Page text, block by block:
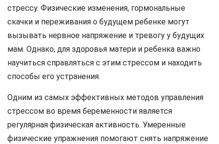
стрессу. Физические изменения, гормональные
скачки и переживания о будущем ребенке могут
вызывать нервное напряжение и тревогу у будущих
мам. Однако, для здоровья матери и ребенка важно
научиться справляться с этим стрессом и находить
способы его устранения.
Одним из самых эффективных методов управления
стрессом во время беременности является
регулярная физическая активность. Умеренные
физические упражнения помогают снять напряжение